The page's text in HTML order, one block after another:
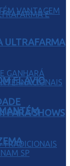
FLÁVIO
ULTRAFARMA
PARA SHOWS